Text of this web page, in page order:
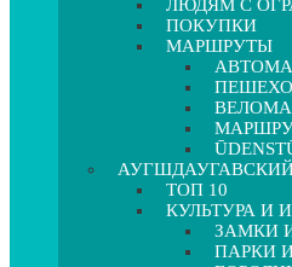
ЛЮДЯМ С
ПОКУПКИ
МАРШРУТЫ
ТОП 10
КУЛЬТУРА И
ЗАМКИ
ПАРКИ